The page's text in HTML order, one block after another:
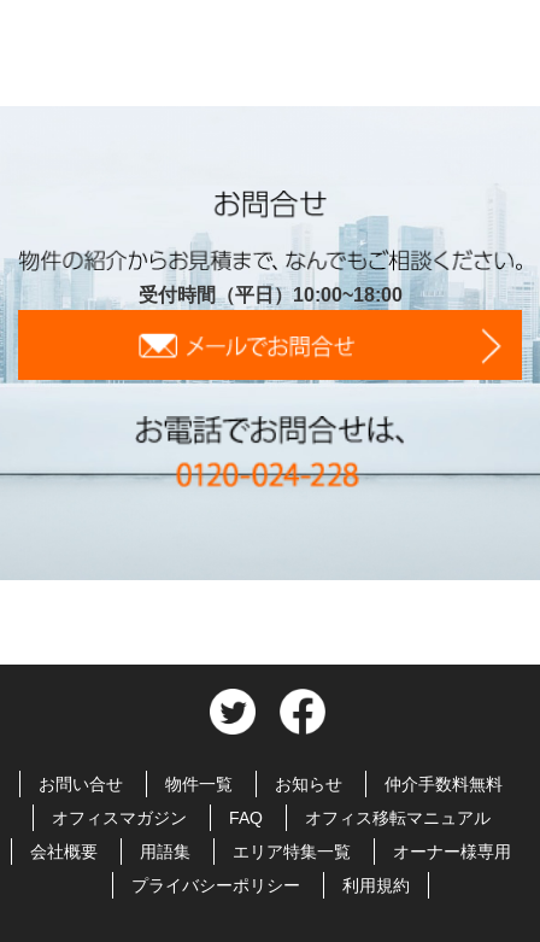
受付時間（平日）10:00~18:00
お問い合せ 物件一覧 お知らせ
仲介手数料無料
オフィスマガジン
FAQ
オフィス移転マニュアル
会社概要
用語集 エリア特集一覧
オーナー様専用
プライバシーポリシー
利用規約